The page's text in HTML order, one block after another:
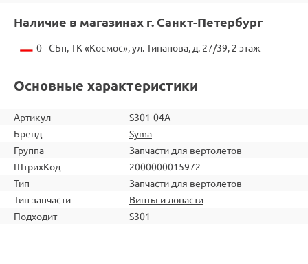
Наличие в магазинах г. Санкт-Петербург
0 СБп, ТК «Космос», ул. Типанова, д. 27/39, 2 этаж
Основные характеристики
Артикул
S301-04A
Бренд
Syma
Группа
Запчасти для вертолетов
ШтрихКод
2000000015972
Тип
Запчасти для вертолетов
Тип запчасти
Винты и лопасти
Подходит
S301